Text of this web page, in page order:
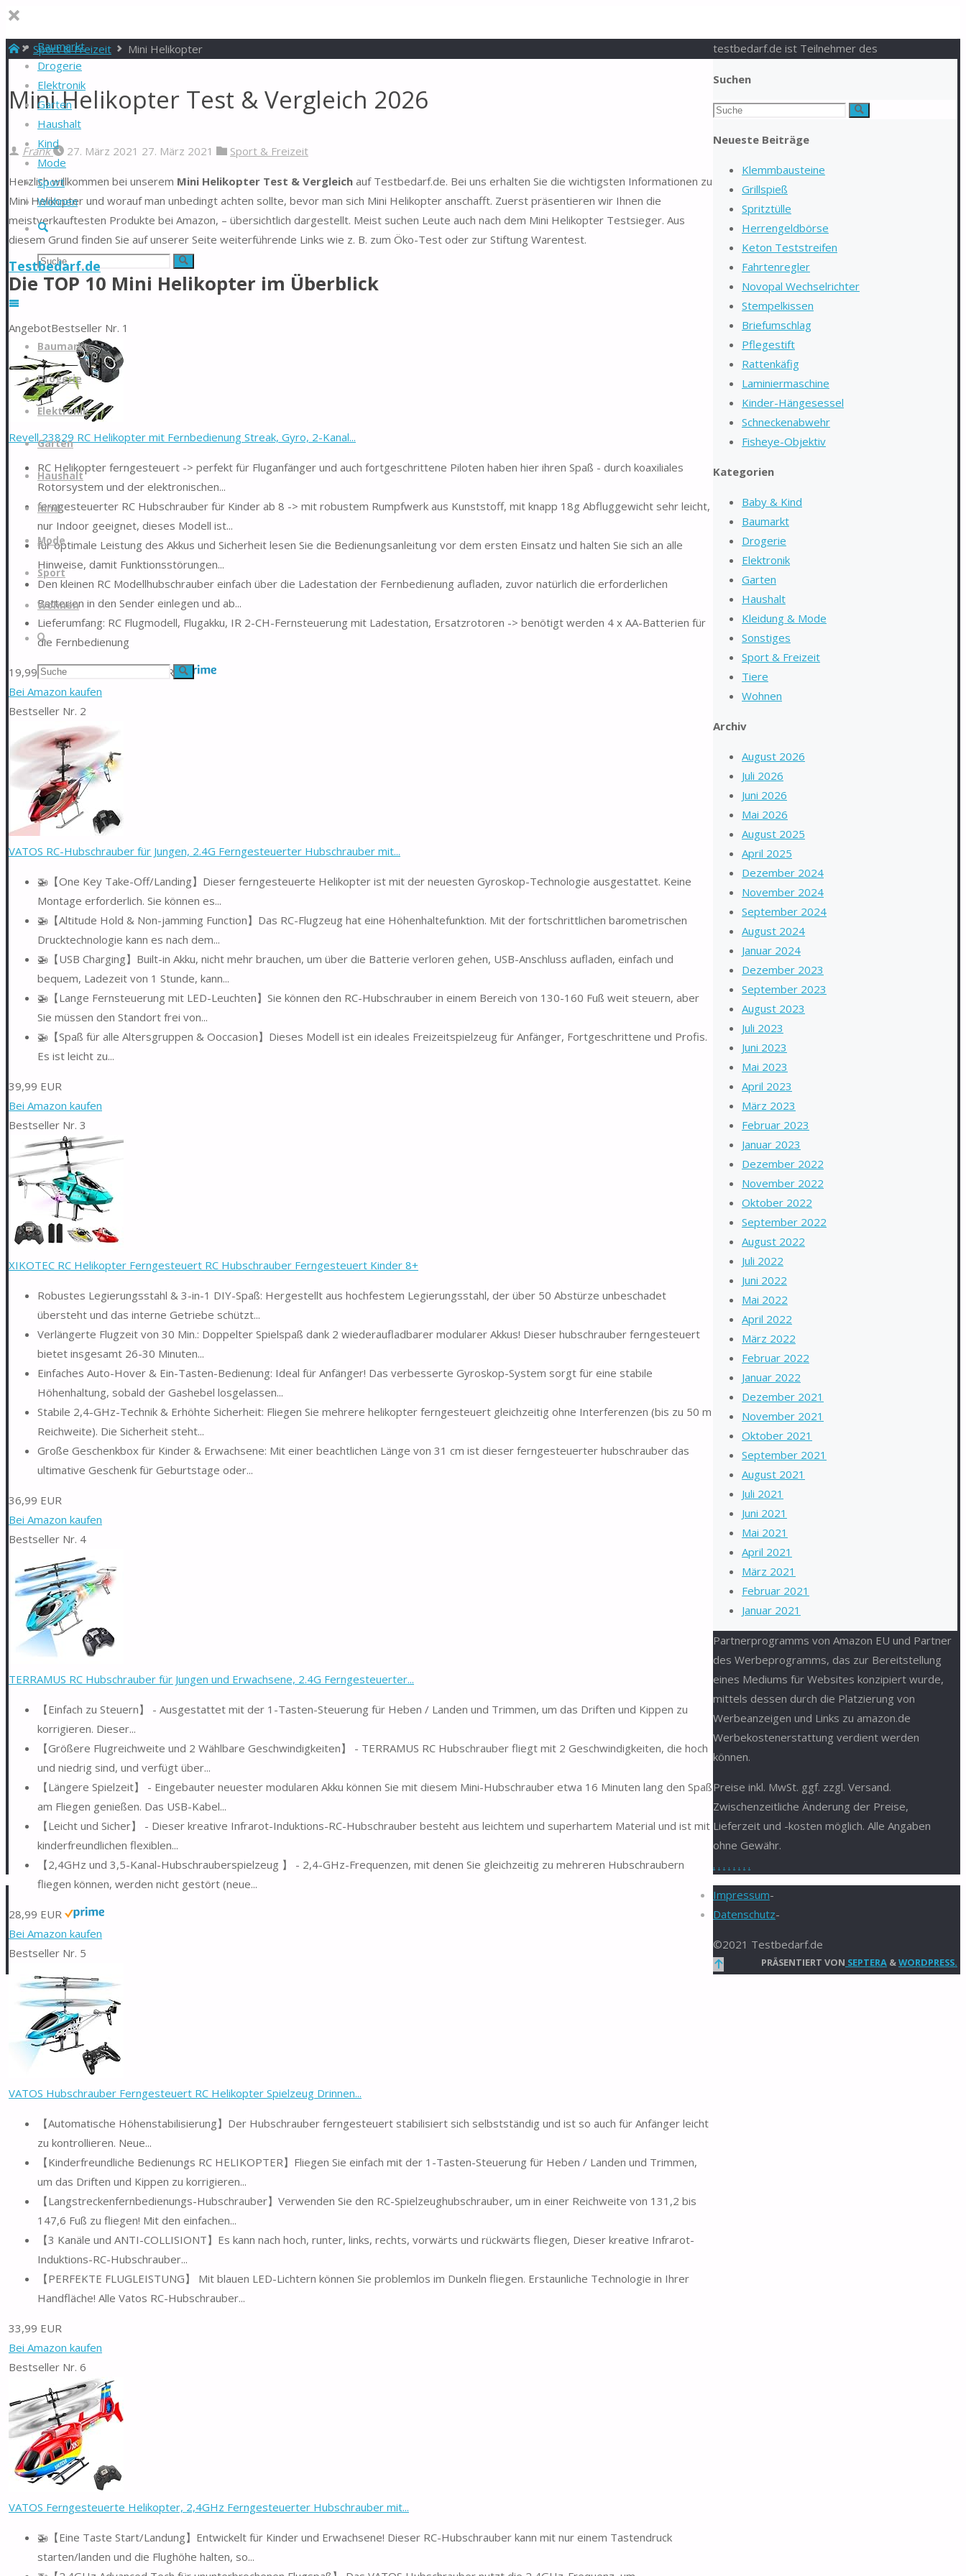
Baumarkt
Drogerie
Elektronik
Garten
Haushalt
Kind
Mode
Sport
Wohnen
Suche
Suchen
nach:
Suche
Testbedarf.de
Zum
Inhalt
springen
Baumarkt
Drogerie
Elektronik
Garten
Haushalt
Kind
Mode
Sport
Wohnen
Suche
Suchen Suche
StartSport & Freizeit Mini Helikopter
Mini Helikopter Test & Vergleich 2026
Frank 27. März 2021 27. März 2021 Sport & Freizeit
Herzlich willkommen bei unserem Mini Helikopter Test & Vergleich auf Testbedarf.de. Bei uns erhalten Sie die wichtigsten Informationen zu
Mini Helikopter und worauf man unbedingt achten sollte, bevor man sich Mini Helikopter anschafft. Zuerst präsentieren wir Ihnen die
meistverkauftesten Produkte bei Amazon, – übersichtlich dargestellt. Meist suchen Leute auch nach dem Mini Helikopter Testsieger. Aus
diesem Grund finden Sie auf unserer Seite weiterführende Links wie z. B. zum Öko-Test oder zur Stiftung Warentest.
Die TOP 10 Mini Helikopter im Überblick
AngebotBestseller Nr. 1
Revell 23829 RC Helikopter mit Fernbedienung Streak, Gyro, 2-Kanal...
RC Helikopter ferngesteuert -> perfekt für Fluganfänger und auch fortgeschrittene Piloten haben hier ihren Spaß - durch koaxiliales
Rotorsystem und der elektronischen...
ferngesteuerter RC Hubschrauber für Kinder ab 8 -> mit robustem Rumpfwerk aus Kunststoff, mit knapp 18g Abfluggewicht sehr leicht,
nur Indoor geeignet, dieses Modell ist...
für optimale Leistung des Akkus und Sicherheit lesen Sie die Bedienungsanleitung vor dem ersten Einsatz und halten Sie sich an alle
Hinweise, damit Funktionsstörungen...
Den kleinen RC Modellhubschrauber einfach über die Ladestation der Fernbedienung aufladen, zuvor natürlich die erforderlichen
Batterien in den Sender einlegen und ab...
Lieferumfang: RC Flugmodell, Flugakku, IR 2-CH-Fernsteuerung mit Ladestation, Ersatzrotoren -> benötigt werden 4 x AA-Batterien für
die Fernbedienung
19,99 EUR −4,00 EUR
15,99 EUR
Bei Amazon kaufen
Bestseller Nr. 2
VATOS RC-Hubschrauber für Jungen, 2.4G Ferngesteuerter Hubschrauber mit...
🚁【One Key Take-Off/Landing】Dieser ferngesteuerte Helikopter ist mit der neuesten Gyroskop-Technologie ausgestattet. Keine
Montage erforderlich. Sie können es...
🚁【Altitude Hold & Non-jamming Function】Das RC-Flugzeug hat eine Höhenhaltefunktion. Mit der fortschrittlichen barometrischen
Drucktechnologie kann es nach dem...
🚁【USB Charging】Built-in Akku, nicht mehr brauchen, um über die Batterie verloren gehen, USB-Anschluss aufladen, einfach und
bequem, Ladezeit von 1 Stunde, kann...
🚁【Lange Fernsteuerung mit LED-Leuchten】Sie können den RC-Hubschrauber in einem Bereich von 130-160 Fuß weit steuern, aber
Sie müssen den Standort frei von...
🚁【Spaß für alle Altersgruppen & Ooccasion】Dieses Modell ist ein ideales Freizeitspielzeug für Anfänger, Fortgeschrittene und Profis.
Es ist leicht zu...
39,99 EUR
Bei Amazon kaufen
Bestseller Nr. 3
XIKOTEC RC Helikopter Ferngesteuert RC Hubschrauber Ferngesteuert Kinder 8+
Robustes Legierungsstahl & 3-in-1 DIY-Spaß: Hergestellt aus hochfestem Legierungsstahl, der über 50 Abstürze unbeschadet
übersteht und das interne Getriebe schützt...
Verlängerte Flugzeit von 30 Min.: Doppelter Spielspaß dank 2 wiederaufladbarer modularer Akkus! Dieser hubschrauber ferngesteuert
bietet insgesamt 26-30 Minuten...
Einfaches Auto-Hover & Ein-Tasten-Bedienung: Ideal für Anfänger! Das verbesserte Gyroskop-System sorgt für eine stabile
Höhenhaltung, sobald der Gashebel losgelassen...
Stabile 2,4-GHz-Technik & Erhöhte Sicherheit: Fliegen Sie mehrere helikopter ferngesteuert gleichzeitig ohne Interferenzen (bis zu 50 m
Reichweite). Die Sicherheit steht...
Große Geschenkbox für Kinder & Erwachsene: Mit einer beachtlichen Länge von 31 cm ist dieser ferngesteuerter hubschrauber das
ultimative Geschenk für Geburtstage oder...
36,99 EUR
Bei Amazon kaufen
Bestseller Nr. 4
TERRAMUS RC Hubschrauber für Jungen und Erwachsene, 2.4G Ferngesteuerter...
【Einfach zu Steuern】 - Ausgestattet mit der 1-Tasten-Steuerung für Heben / Landen und Trimmen, um das Driften und Kippen zu
korrigieren. Dieser...
【Größere Flugreichweite und 2 Wählbare Geschwindigkeiten】 - TERRAMUS RC Hubschrauber fliegt mit 2 Geschwindigkeiten, die hoch
und niedrig sind, und verfügt über...
【Längere Spielzeit】 - Eingebauter neuester modularen Akku können Sie mit diesem Mini-Hubschrauber etwa 16 Minuten lang den Spaß
am Fliegen genießen. Das USB-Kabel...
【Leicht und Sicher】 - Dieser kreative Infrarot-Induktions-RC-Hubschrauber besteht aus leichtem und superhartem Material und ist mit
kinderfreundlichen flexiblen...
【2,4GHz und 3,5-Kanal-Hubschrauberspielzeug 】 - 2,4-GHz-Frequenzen, mit denen Sie gleichzeitig zu mehreren Hubschraubern
fliegen können, werden nicht gestört (neue...
28,99 EUR
Bei Amazon kaufen
Bestseller Nr. 5
VATOS Hubschrauber Ferngesteuert RC Helikopter Spielzeug Drinnen...
【Automatische Höhenstabilisierung】Der Hubschrauber ferngesteuert stabilisiert sich selbstständig und ist so auch für Anfänger leicht
zu kontrollieren. Neue...
【Kinderfreundliche Bedienungs RC HELIKOPTER】Fliegen Sie einfach mit der 1-Tasten-Steuerung für Heben / Landen und Trimmen,
um das Driften und Kippen zu korrigieren...
【Langstreckenfernbedienungs-Hubschrauber】Verwenden Sie den RC-Spielzeughubschrauber, um in einer Reichweite von 131,2 bis
147,6 Fuß zu fliegen! Mit den einfachen...
【3 Kanäle und ANTI-COLLISIONT】Es kann nach hoch, runter, links, rechts, vorwärts und rückwärts fliegen, Dieser kreative Infrarot-
Induktions-RC-Hubschrauber...
【PERFEKTE FLUGLEISTUNG】 Mit blauen LED-Lichtern können Sie problemlos im Dunkeln fliegen. Erstaunliche Technologie in Ihrer
Handfläche! Alle Vatos RC-Hubschrauber...
33,99 EUR
Bei Amazon kaufen
Bestseller Nr. 6
VATOS Ferngesteuerte Helikopter, 2,4GHz Ferngesteuerter Hubschrauber mit...
🚁【Eine Taste Start/Landung】Entwickelt für Kinder und Erwachsene! Dieser RC-Hubschrauber kann mit nur einem Tastendruck
starten/landen und die Flughöhe halten, so...
Suchen
Suchen
Suche
Neueste Beiträge
Klemmbausteine
Grillspieß
Spritztülle
Herrengeldbörse
Keton Teststreifen
Fahrtenregler
Novopal Wechselrichter
Stempelkissen
Briefumschlag
Pflegestift
Rattenkäfig
Laminiermaschine
Kinder-Hängesessel
Schneckenabwehr
Fisheye-Objektiv
Kategorien
Baby & Kind
Baumarkt
Drogerie
Elektronik
Garten
Haushalt
Kleidung & Mode
Sonstiges
Sport & Freizeit
Tiere
Wohnen
Archiv
August 2026
Juli 2026
Juni 2026
Mai 2026
August 2025
April 2025
Dezember 2024
November 2024
September 2024
August 2024
Januar 2024
Dezember 2023
September 2023
August 2023
Juli 2023
Juni 2023
Mai 2023
April 2023
März 2023
Februar 2023
Januar 2023
Dezember 2022
November 2022
Oktober 2022
September 2022
August 2022
Juli 2022
Juni 2022
Mai 2022
April 2022
März 2022
Februar 2022
Januar 2022
Dezember 2021
November 2021
Oktober 2021
September 2021
August 2021
Juli 2021
Juni 2021
Mai 2021
April 2021
März 2021
Februar 2021
Januar 2021
testbedarf.de ist Teilnehmer des
Partnerprogramms von Amazon EU und Partner
des Werbeprogramms, das zur Bereitstellung
eines Mediums für Websites konzipiert wurde,
mittels dessen durch die Platzierung von
Werbeanzeigen und Links zu amazon.de
Werbekostenerstattung verdient werden
können.
Preise inkl. MwSt. ggf. zzgl. Versand.
Zwischenzeitliche Änderung der Preise,
Lieferzeit und -kosten möglich. Alle Angaben
ohne Gewähr.
. . . . . . . .
Impressum-
Datenschutz-
©2021 Testbedarf.de
PRÄSENTIERT VON SEPTERA &WORDPRESS.
Zurück